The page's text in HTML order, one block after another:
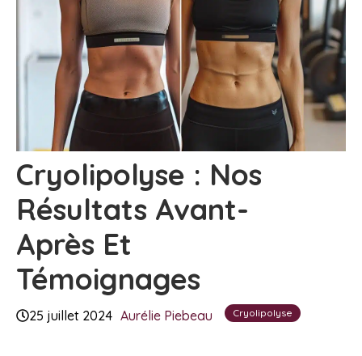
Cryolipolyse : Nos
Résultats Avant-
Après Et
Témoignages
25 juillet 2024 Aurélie Piebeau Cryolipolyse